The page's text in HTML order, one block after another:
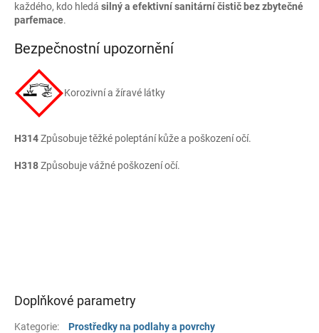
každého, kdo hledá silný a efektivní sanitární čistič bez zbytečné
parfemace.
Bezpečnostní upozornění
Korozivní a žíravé látky
H314Způsobuje těžké poleptání kůže a poškození očí.
H318Způsobuje vážné poškození očí.
Doplňkové parametry
Kategorie:
Prostředky na podlahy a povrchy